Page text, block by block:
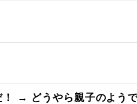
！ → どうやら親子のよう